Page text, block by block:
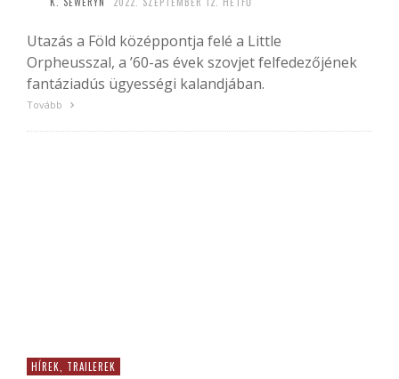
Utazás a Föld középpontja felé a Little
Orpheusszal, a ’60-as évek szovjet felfedezőjének
fantáziadús ügyességi kalandjában.
Tovább
HÍREK, TRAILEREK